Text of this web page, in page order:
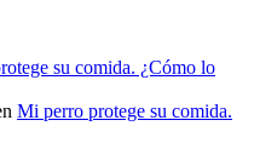
su comida. ¿Cómo lo
Mi perro protege su comida.